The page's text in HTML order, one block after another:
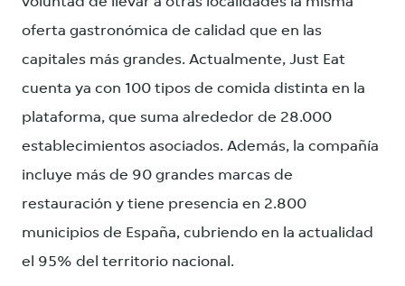
oferta gastronómica de calidad que en las
capitales más grandes. Actualmente, Just Eat
cuenta ya con 100 tipos de comida distinta en la
plataforma, que suma alrededor de 28.000
establecimientos asociados. Además, la compañía
incluye más de 90 grandes marcas de
restauración y tiene presencia en 2.800
municipios de España, cubriendo en la actualidad
el 95% del territorio nacional.